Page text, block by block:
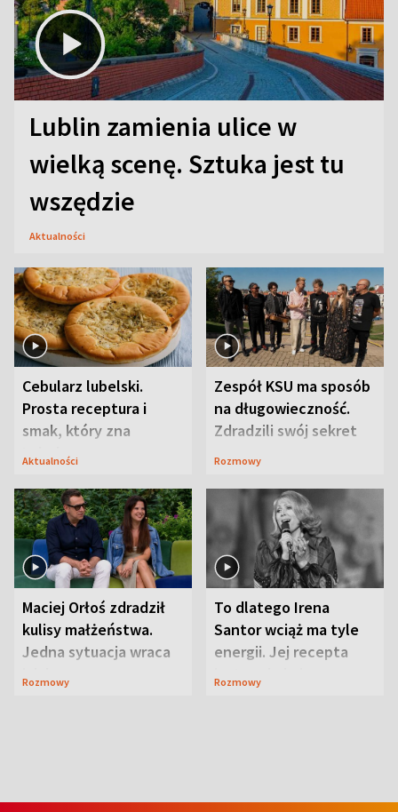
Lublin zamienia ulice w
wielką scenę. Sztuka jest tu
wszędzie
Aktualności
Cebularz lubelski.
Prosta receptura i
smak, który zna
Lubelszczyzna
Aktualności
Zespół KSU ma sposób
na długowieczność.
Zdradzili swój sekret
Rozmowy
Maciej Orłoś zdradził
kulisy małżeństwa.
Jedna sytuacja wraca
jak bumerang
Rozmowy
To dlatego Irena
Santor wciąż ma tyle
energii. Jej recepta
jest zaskakująco
Rozmowy